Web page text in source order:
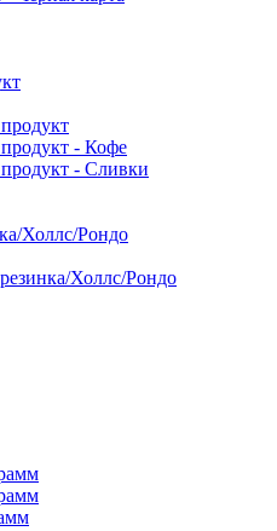
- Кофе
- Сливки
Холлс/Рондо
Холлс/Рондо